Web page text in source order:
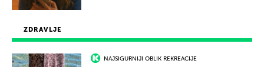
ZDRAVLJE
NAJSIGURNIJI OBLIK REKREACIJE